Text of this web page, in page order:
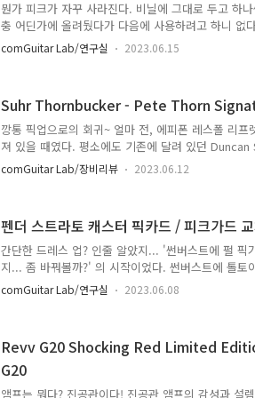
한 녀석들은 펜을 다 지원하네? 이런... 뭔가 폭이 크
하진 않겠지만 그래도 조금은 빠릿빠릿했으면 좋겠
뭔가 피크가 자꾸 사라진다. 비닐에 그대로 두고 하
충 어딘가에 올려뒀다가 다음에 사용하려고 하니 없
의 요정. 어디다가 두고 결국 까먹고의 반복이지 싶
에도 요정을 탓해본다. 근데 이 피크라는 게 또 개
나 있으면 좋겠다고 늘 생각했다. 그렇지만 여기다
그런데 의외로 잘보면 괜찮은 피크 케이스는 주위에
사용한다. 뭔가 정리도 되고, 넣어놓으면 이쁘다. 휴
comGuitar Lab/연구실 2023.06.15
Suhr Thornbucker - Pete Thorn
깡통 픽업으로의 회귀~ 얼마 전, 에피폰 레스폴 리프
져 있을 때였다. 평소에도 기존에 달려 있던
속 신경 쓰였다. 사실 평소 소리의 불만은 크게 없었
색 픽업에 마음을 빼앗겼던지... 지금 와서 눈을 씻
기에 픽업이 차지하는 디자인적 요소가 그렇게 클지
제를 깔았는데도 막상 그들이 눈앞에 나열되니 선택
데... 그중 가장 마음을 파고든 픽업이 바로 Suhr
comGuitar Lab/장비리뷰 2023.06.12
펜더 스트라토 캐스터 픽카드 / 피크가드
간단한 드레스 업? 인줄 알았지... '썬버스트에 펄 픽
지... 좀 바꿔볼까?' 의 시작이었다. 썬버스트에 톨토
인이 있었고, 이번 기회에 한 번 시도나 해보기로 했
껴지기도 했고 말이다. 그런데... 잊고 있었다. 굉장
지...몰랐다. 아휴~ 귀찮아. 그렇지만 이미 줄 풀고,
지 뭐~. 중요한 것은 천천히~ 정확하게~ 중간 과정
최대한 신중하게 진행한다. 아무래로 나사가 박혀
comGuitar Lab/연구실 2023.06.08
Revv G20 Shocking Red Limited
G20
앰프는 뭐다? 진공관이다! 진공관 앰프의 감성과 설